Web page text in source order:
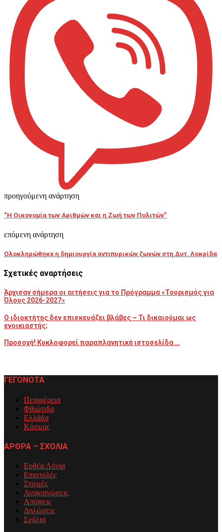
προηγούμενη ανάρτηση
“Η Οικονομία των Αριθμών και η Ζωή των Πολιτών”
επόμενη ανάρτηση
Ολοκληρώθηκε η δημιουργία αντιπυρικών ζωνών στη Δυτ. Λοκρίδα
Σχετικές αναρτήσεις
Άρχισαν σήμερα οι αιτήσεις για το Πρόγραμμα «Τουρισμός για
Όλους 2026-2027»
Ο ιδιοκτήτης δεν επισκευάζει βλάβες – Τι δικαιούμαι ως
ενοικιαστής;
Προσοχή! Κυκλοφορεί παραπλανητική ιστοσελίδα …
ΓΕΓΟΝΟΤΑ
Περιφέρεια
Φθιώτιδα
Ελλάδα
Κόσμος
ΑΡΘΡΑ – ΣΧΟΛΙΑ
Ευθέα Λόγια
Επιστολές
Στιγμές
Ανακοινώσεις
Απόψεις
Δηλώσεις
Σχόλια